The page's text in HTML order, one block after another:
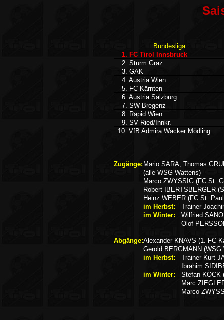
Bundesliga
1. FC Tirol Innsbruck
2. Sturm Graz
3. GAK
4. Austria Wien
5. FC Kärnten
6. Austria Salzburg
7. SW Bregenz
8. Rapid Wien
9. SV Ried/Innkr.
10. VfB Admira Wacker Mödling
Zugänge: Mario SARA, Thomas
(alle WSG Wattens)
Marco ZWYSSIG (FC St.
Robert IBERTSBERGER
Heinz WEBER (FC St.
im Herbst:
Trainer
im Winter:
Wilfried
Olof
Abgänge:Alexander KNAVS (1. FC
Gerold BERGMANN (WSG
im Herbst:
Trainer Kurt
Ibrahim
im Winter:
Stefan KÖCK
Marc
Marco